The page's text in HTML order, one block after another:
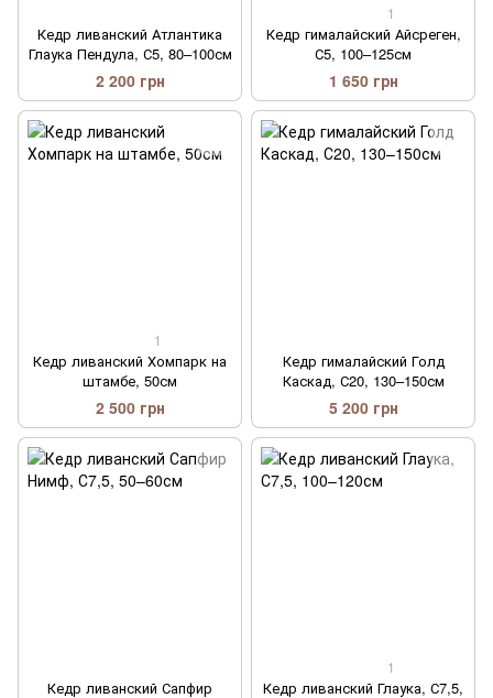
Кедр ливанский Атлантика
Глаука Пендула, С5, 80–100см
2 200 грн
1
Кедр гималайский Айсреген,
С5, 100–125см
1 650 грн
1
Кедр ливанский Хомпарк на
штамбе, 50см
2 500 грн
Кедр гималайский Голд
Каскад, С20, 130–150см
5 200 грн
Кедр ливанский Сапфир
1
Кедр ливанский Глаука, С7,5,